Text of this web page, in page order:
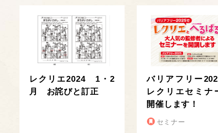
レクリエ2024 1・2
月 お詫びと訂正
バリアフリー
レクリエセミナ
開催します！
セミナー